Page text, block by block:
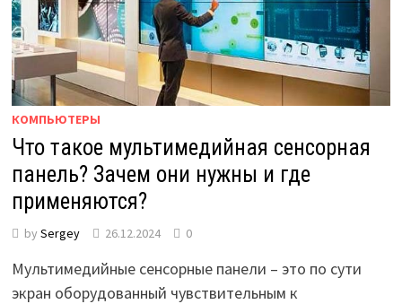
КОМПЬЮТЕРЫ
Что такое мультимедийная сенсорная
панель? Зачем они нужны и где
применяются?
by Sergey 26.12.2024 0
Мультимедийные сенсорные панели – это по сути
экран оборудованный чувствительным к